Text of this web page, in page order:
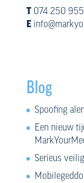
T074 250
E
Blog
Spoofing
Een nieuw
Serieus